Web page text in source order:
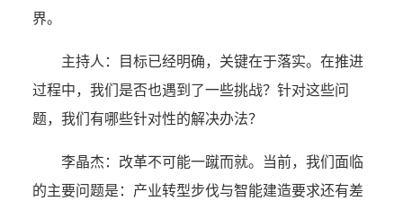
界。
主持人：
目标已经明确，关键在于落实。在推进
过程中，我们是否也遇到了一些挑战？针对这些问
题，我们有哪些针对性的解决办法？
李晶杰： 改革不可能一蹴而就。当前，我们面临
的主要问题是：产业转型步伐与智能建造要求还有差